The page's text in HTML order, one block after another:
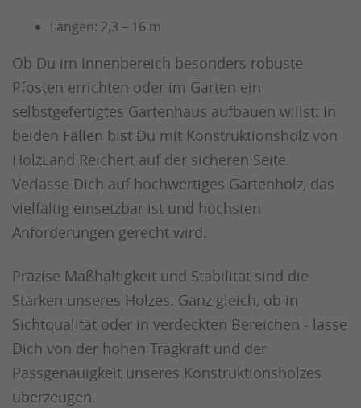
Längen: 2,3 – 16 m
Ob Du im Innenbereich besonders robuste
Pfosten errichten oder im Garten ein
selbstgefertigtes Gartenhaus aufbauen willst: In
beiden Fällen bist Du mit Konstruktionsholz von
HolzLand Reichert auf der sicheren Seite.
Verlasse Dich auf hochwertiges Gartenholz, das
vielfältig einsetzbar ist und höchsten
Anforderungen gerecht wird.
Präzise Maßhaltigkeit und Stabilität sind die
Stärken unseres Holzes. Ganz gleich, ob in
Sichtqualität oder in verdeckten Bereichen - lasse
Dich von der hohen Tragkraft und der
Passgenauigkeit unseres Konstruktionsholzes
überzeugen.